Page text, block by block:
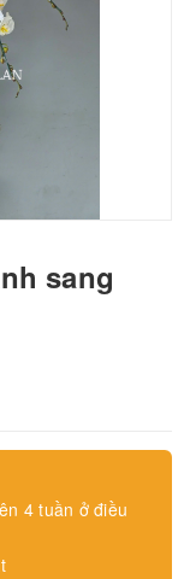
sang
4 tuần ở điều